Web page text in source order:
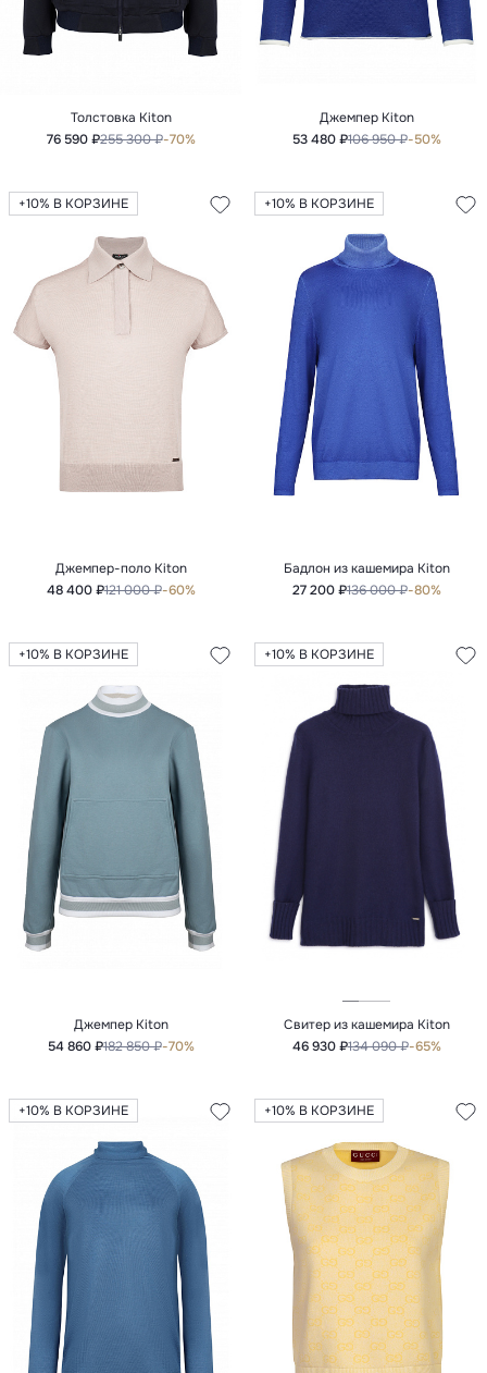
Толстовка Kiton
76 590 ₽255 300 ₽-70%
Джемпер Kiton
53 480 ₽106 950 ₽-50%
+10% В КОРЗИНЕ
Джемпер-поло Kiton
48 400 ₽121 000 ₽-60%
+10% В КОРЗИНЕ
Бадлон из кашемира Kiton
27 200 ₽136 000 ₽-80%
+10% В КОРЗИНЕ
Джемпер Kiton
54 860 ₽182 850 ₽-70%
+10% В КОРЗИНЕ
Свитер из кашемира Kiton
46 930 ₽134 090 ₽-65%
+10% В КОРЗИНЕ +10% В КОРЗИНЕ